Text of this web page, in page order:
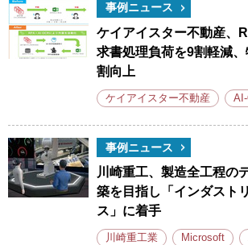
事例ニュース
ケイアイスター不動産、
求書処理負荷を9割軽減
割向上
ケイアイスター不動産
事例ニュース
川崎重工、製造全工程の
築を目指し「インダスト
ス」に着手
川崎重工業 Microsoft